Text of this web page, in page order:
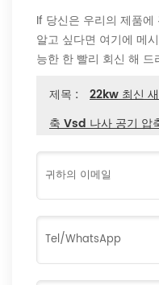
If 당신은 우리의 제품
알고 싶다면 여기에 메
능한 한 빨리 회신 해 드
제목 :
22kw 최신
축 Vsd 나사 공기 압